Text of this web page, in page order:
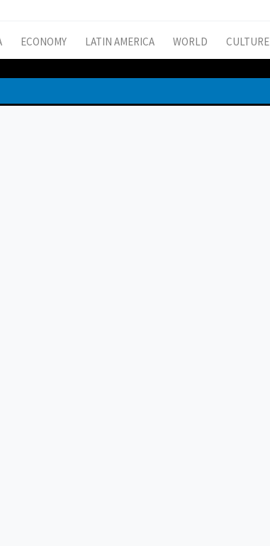
ECONOMY LATIN AMERICA WORLD CULTURE